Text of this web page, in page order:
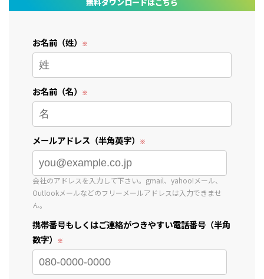
お名前（姓）
お名前（名）
メールアドレス（半角英字）
会社のアドレスを入力して下さい。gmail、yahoo!メール、
Outlookメールなどのフリーメールアドレスは入力できませ
ん。
携帯番号もしくはご連絡がつきやすい電話番号（半角
数字）